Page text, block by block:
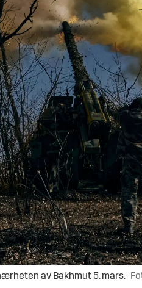
av Bakhmut 5. mars.